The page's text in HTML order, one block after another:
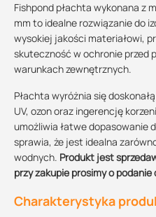
Fishpond płachta wykonana z
mm to idealne rozwiązanie do
wysokiej jakości materiałowi,
skuteczność w ochronie przed
warunkach zewnętrznych.
Płachta wyróżnia się
UV, ozon oraz ingerencję
umożliwia łatwe dopasowanie
sprawia, że jest idealna
wodnych. Produkt jest
przy zakupie prosimy o podanie
Charakterystyka